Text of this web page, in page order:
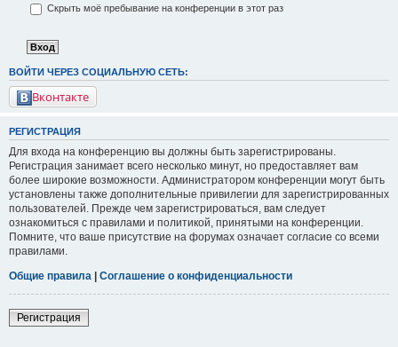
Скрыть моё пребывание на конференции в этот раз
ВОЙТИ ЧЕРЕЗ СОЦИАЛЬНУЮ СЕТЬ:
Вконтакте
РЕГИСТРАЦИЯ
Для входа на конференцию вы должны быть зарегистрированы.
Регистрация занимает всего несколько минут, но предоставляет вам
более широкие возможности. Администратором конференции могут быть
установлены также дополнительные привилегии для зарегистрированных
пользователей. Прежде чем зарегистрироваться, вам следует
ознакомиться с правилами и политикой, принятыми на конференции.
Помните, что ваше присутствие на форумах означает согласие со всеми
правилами.
Общие правила
Соглашение о конфиденциальности
Регистрация